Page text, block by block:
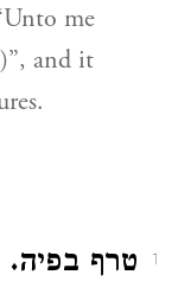
me
1 טרף בפיה.